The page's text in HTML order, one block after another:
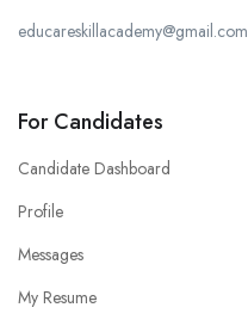
educareskillacademy@gmail.com
For Candidates
Candidate Dashboard
Profile
Messages
My Resume